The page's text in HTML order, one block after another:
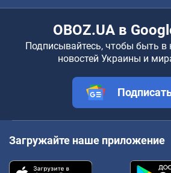
OBOZ.UA в
Подписывайтесь, чтобы быть в
новостей Украины и
Загружайте наше приложение